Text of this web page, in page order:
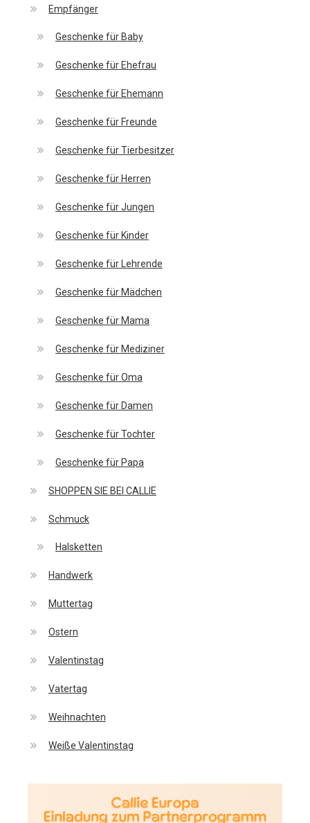
Empfänger
Geschenke für Baby
Geschenke für Ehefrau
Geschenke für Ehemann
Geschenke für Freunde
Geschenke für Tierbesitzer
Geschenke für Herren
Geschenke für Jungen
Geschenke für Kinder
Geschenke für Lehrende
Geschenke für Mädchen
Geschenke für Mama
Geschenke für Mediziner
Geschenke für Oma
Geschenke für Damen
Geschenke für Tochter
Geschenke für Papa
SHOPPEN SIE BEI CALLIE
Schmuck
Halsketten
Handwerk
Muttertag
Ostern
Valentinstag
Vatertag
Weihnachten
Weiße Valentinstag